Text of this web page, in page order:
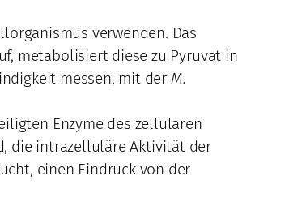
verwenden. Das
metabolisiert diese zu Pyruvat in
messen, mit der M.
Enzyme des zellulären
die intrazelluläre Aktivität der
einen Eindruck von der